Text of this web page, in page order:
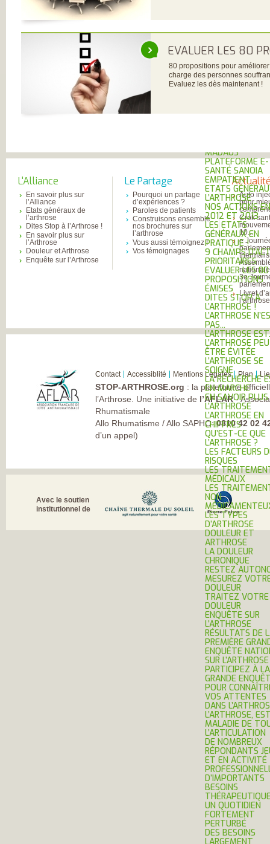
DE
SYNDICAT
DES MÉDECINS
NOS
PIERRE FABRE
CHAINE
EXPANSCIENCE
MADAUS
PLATEFORME E-
SANTÉ SANOIA
EMPATIENT
ETATS
L’ARTHROSE
NOS ACTIONS EN
2012 ET 2013
LES ETATS
GÉNÉRAUX EN
PRATIQUE !
9 CHAMPS
PRIORITAIRES
EVALUER LES 80
PROPOSITIONS
ÉMISES
DITES STOP À
L’ARTHROSE !
L’ARTHROSE
PAS...
L’ARTHROSE
L’ARTHROSE
ÊTRE ÉVITÉE
L’ARTHROSE SE
SOIGNE
LA RECHERCHE
EN MARCHE
EN SAVOIR PLUS
L’ARTHROSE
L’ARTHROSE EN
CHIFFRES
QU’EST-CE QUE
L’ARTHROSE ?
LES FACTEURS
RISQUES
LES
MÉDICAUX
LES
NON
LES TYPES
D’ARTHROSE
DOULEUR ET
ARTHROSE
LA DOULEUR
CHRONIQUE
RESTEZ
MESUREZ
DOULEUR
TRAITEZ VOTRE
DOULEUR
ENQUÊTE SUR
L’ARTHROSE
RÉSULTATS DE
PREMIÈRE
ENQUÊTE
SUR L’ARTHROSE
PARTICIPEZ À LA
GRANDE
POUR
VOS ATTENTES
DANS
L’ARTHROSE,
MALADIE DE
L’ARTICULATION
DE NOMBREUX
RÉPONDANTS
ET EN ACTIVITÉ
D’IMPORTANTS
BESOINS
UN QUOTIDIEN
FORTEMENT
PERTURBÉ
DES BESOINS
EVALUER LES 80
80 propositions pour
charge des personnes
Evaluez les dès maintenant !
L'Alliance
En savoir plus sur
l’Alliance
Etats généraux de
l’arthrose
Dites Stop à l’Arthrose !
En savoir plus sur
l’Arthrose
Douleur et Arthrose
Enquête sur l’Arthrose
Le Partage
Pourquoi un partage
d’expériences ?
Paroles de patients
Construisons ensemble
nos brochures sur
l’arthrose
Vous aussi témoignez !
Vos témoignages
Auto
pour
Crok
10...
e
3e
Livret
l’arthrose
Contact Accessiblité Mentions Légales Plan
STOP-ARTHROSE.org : la plateforme
l’Arthrose. Une initiative de l’AFLAR-
Rhumatismale
Allo Rhumatisme / Allo SAPHO:0810 42 02
d’un appel)
Avec le soutien
institutionnel de